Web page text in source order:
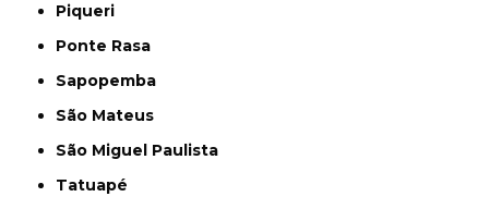
Piqueri
Ponte Rasa
Sapopemba
São Mateus
São Miguel Paulista
Tatuapé